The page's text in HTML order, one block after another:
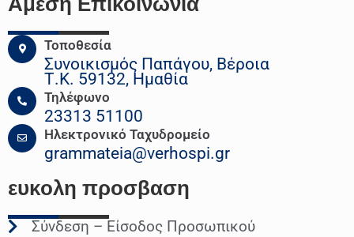
Τοποθεσία
Συνοικισμός Παπάγου, Βέροια
Τ.Κ. 59132, Ημαθία
Τηλέφωνο
23313 51100
Ηλεκτρονικό Ταχυδρομείο
grammateia@verhospi.gr
ευκολη προσβαση
Σύνδεση – Είσοδος Προσωπικού